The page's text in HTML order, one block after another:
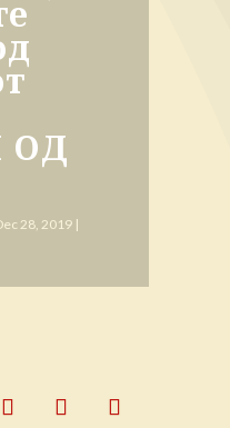
28, 2019 |